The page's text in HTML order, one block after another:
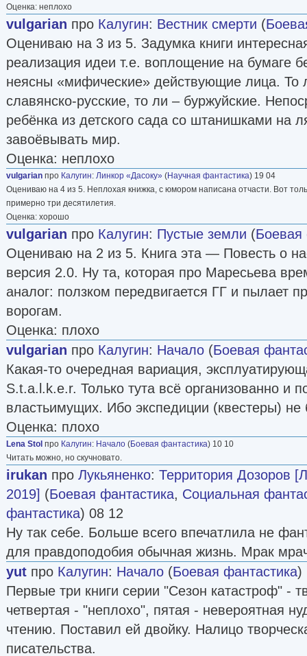
Оценка: неплохо
vulgarian про Калугин: Вестник смерти (
Оцениваю на 3 из 5. Задумка книги
реализация идеи т.е. воплощение на бумаге
неясны «мифические» действующие лица. То
славянско-русские, то ли – буржуйские.
ребёнка из детского сада со штанишками на
завоёвывать мир.
Оценка: неплохо
vulgarian про Калугин: Линкор «Дасоку» (Научная фантастика) 19 04
Оцениваю на 4 из 5. Неплохая книжка, с юмором написана отчасти. Вот
примерно три десятилетия.
Оценка: хорошо
vulgarian про Калугин: Пустые земли (Боевая
Оцениваю на 2 из 5. Книга эта — Повесть о
версия 2.0. Ну та, которая про Маресьева
аналог: ползком передвигается ГГ и пылает
ворогам.
Оценка: плохо
vulgarian про Калугин: Начало (Боевая
Какая-то очередная вариация,
S.t.a.l.k.e.r. Только тута всё организованно и
властьимущих. Ибо экспедиции (квестеры) не
Оценка: плохо
Lena Stol про Калугин: Начало (Боевая фантастика) 10 10
Читать можно, но скучновато.
irukan про Лукьяненко: Территория Дозоров
2019] (Боевая фантастика, Социальная
фантастика) 08 12
Ну так себе. Больше всего впечатлила не
для правдоподобия обычная жизнь. Мрак
yut про Калугин: Начало (Боевая фантастика)
Первые три книги серии "Сезон катастроф" -
четвертая - "неплохо", пятая - невероятная
чтению. Поставил ей двойку. Налицо
писательства.